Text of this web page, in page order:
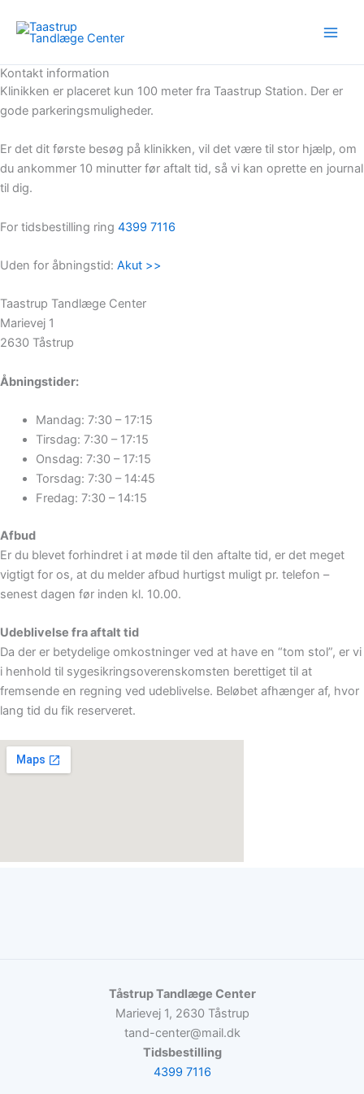
indholdet
Kontakt information
Klinikken er placeret kun 100 meter fra Taastrup Station. Der er
gode parkeringsmuligheder.
Er det dit første besøg på klinikken, vil det være til stor hjælp, om
du ankommer 10 minutter før aftalt tid, så vi kan oprette en journal
til dig.
For tidsbestilling ring 4399 7116
Uden for åbningstid: Akut >>
Taastrup Tandlæge Center
Marievej 1
2630 Tåstrup
Åbningstider:
Mandag: 7:30 – 17:15
Tirsdag: 7:30 – 17:15
Onsdag: 7:30 – 17:15
Torsdag: 7:30 – 14:45
Fredag: 7:30 – 14:15
Afbud
Er du blevet forhindret i at møde til den aftalte tid, er det meget
vigtigt for os, at du melder afbud hurtigst muligt pr. telefon –
senest dagen før inden kl. 10.00.
Udeblivelse fra aftalt tid
Da der er betydelige omkostninger ved at have en “tom stol”, er vi
i henhold til sygesikringsoverenskomsten berettiget til at
fremsende en regning ved udeblivelse. Beløbet afhænger af, hvor
lang tid du fik reserveret.
Tåstrup Tandlæge Center
Marievej 1, 2630 Tåstrup
tand-center@mail.dk
Tidsbestilling
4399 7116